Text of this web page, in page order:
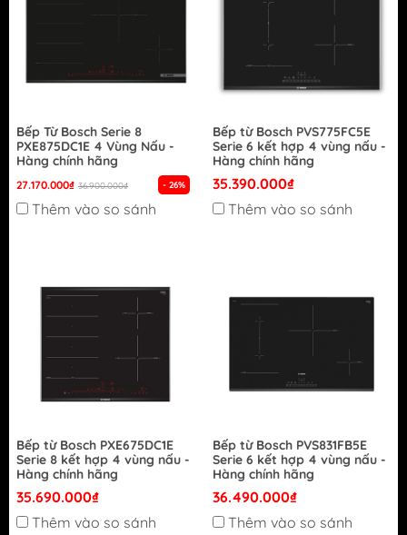
Bếp Từ Bosch Serie 8
PXE875DC1E 4 Vùng Nấu -
Hàng chính hãng
27.170.000₫ 36.900.000₫ - 26%
Thêm vào so sánh
Bếp từ Bosch PVS775FC5E
Serie 6 kết hợp 4 vùng nấu -
Hàng chính hãng
35.390.000₫
Thêm vào so sánh
Bếp từ Bosch PXE675DC1E
Serie 8 kết hợp 4 vùng nấu -
Hàng chính hãng
35.690.000₫
Thêm vào so sánh
Bếp từ Bosch PVS831FB5E
Serie 6 kết hợp 4 vùng nấu -
Hàng chính hãng
36.490.000₫
Thêm vào so sánh